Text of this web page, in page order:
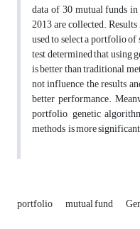
data of 30 mutual funds
2013 are collected.
used to select a portfolio
test determined that using
is better than traditional
not influence the results
better performance.
portfolio, genetic
methods is more
portfolio mutual fund